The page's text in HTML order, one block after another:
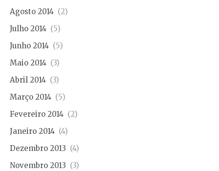
Agosto 2014 (2)
Julho 2014 (5)
Junho 2014 (5)
Maio 2014 (3)
Abril 2014 (3)
Março 2014 (5)
Fevereiro 2014 (2)
Janeiro 2014 (4)
Dezembro 2013 (4)
Novembro 2013 (3)